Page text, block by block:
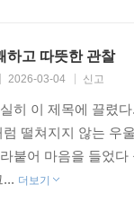
다. 우리 삶에도
력 추천한다.”
. 마리아나 레키는
감동적이어서, 친
하고 따뜻한 관찰
2026-03-04 신고
히 이 제목에 끌렸
럼 떨쳐지지 않는 우
붙어 마음을 들었
... 더보기